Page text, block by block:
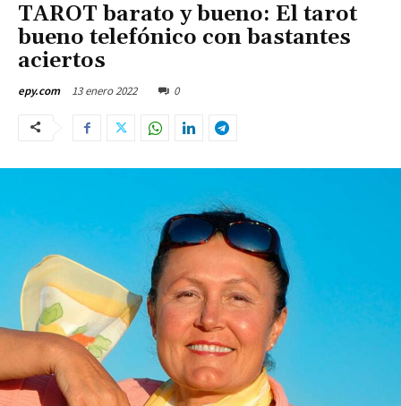
TAROT barato y bueno: El tarot
bueno telefónico con bastantes
aciertos
epy.com 13 enero 2022 0